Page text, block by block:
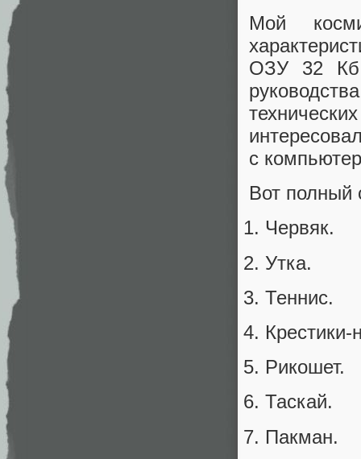
Мой
ОЗУ 32
с
Вот полный
Червяк.
Утка.
Теннис.
Крестики-
Рикошет.
Таскай.
Пакман.